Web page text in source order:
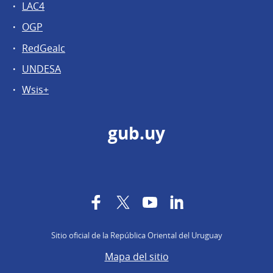
LAC4
OGP
RedGealc
UNDESA
Wsis+
gub.uy
FacebookTwitterYouTube
Sitio oficial de la República Oriental del Uruguay
Mapa del sitio